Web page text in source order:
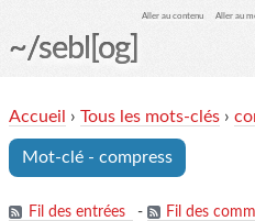
Aller au contenu Aller au
~/sebl[og]
Accueil › Tous les mots-clés ›
Mot-clé - compress
Fil des entrées - Fil des